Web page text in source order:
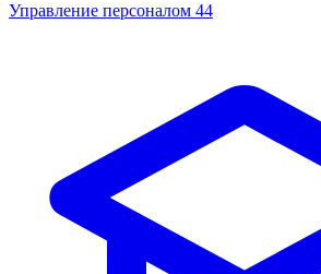
Управление персоналом 44